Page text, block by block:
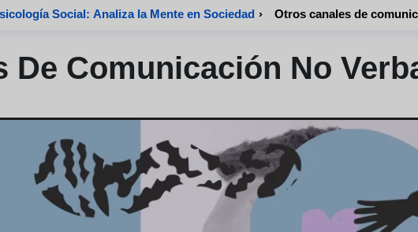
Social: Analiza la Mente en Sociedad › Otros canales de
De Comunicación No